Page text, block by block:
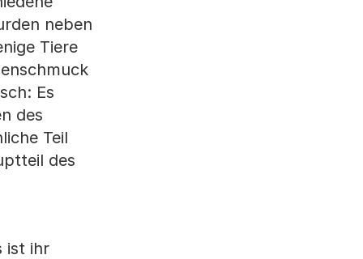
neben
Tiere
Es
des
Teil
des
ist ihr